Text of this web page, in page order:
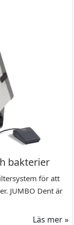
bakterier
för att
JUMBO Dent är
Läs mer »